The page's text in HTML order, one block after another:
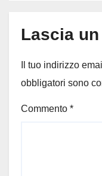
Lascia
Il tuo indirizzo
obbligatori sono
Commento *